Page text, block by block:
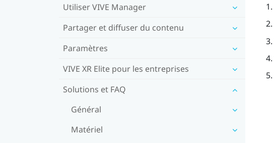
Utiliser VIVE Manager
Partager et diffuser du contenu
Paramètres
VIVE XR Elite pour les entreprises
Solutions et FAQ
Général
Matériel